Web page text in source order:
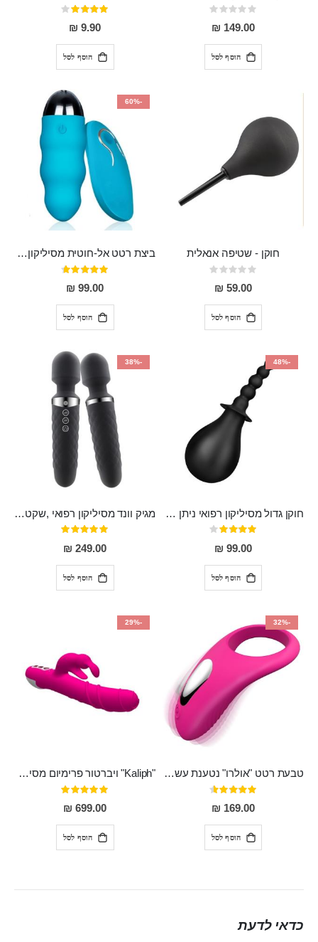
Rating:
0%
149.00 ₪
הוסף לסל
דירוג:
80%
9.90 ₪
הוסף לסל
חוקן - שטיפה אנאלית
Rating:
0%
59.00 ₪
הוסף לסל
-60%
ביצת רטט אל-חוטית מסיליקון רפואי בגודל של 8 ס"מ ורוחב 3 ס"מ בעלת 20 מהירויות שונות "ENKI"
דירוג:
93%
99.00 ₪
הוסף לסל
-48%
חוקן גדול מסיליקון רפואי ניתן לשימוש גם כפלאג וגם כחרוזים אנאלים
דירוג:
80%
99.00 ₪
הוסף לסל
-38%
מגיק וונד מסיליקון רפואי ,שקט במיוחד, נטען בעל 10 מהירויות שונות "Erna"
דירוג:
100%
249.00 ₪
הוסף לסל
-32%
טבעת רטט "אולרו" נטענת עשויה סיליקון רפואי עם רטט חזק ומטריף חושים
דירוג:
91%
169.00 ₪
הוסף לסל
-29%
"Kaliph" ויברטור פרימיום מסיליקון רפואי , נטען, שקט במיוחד, מסתובב ומתפתל, שמנמן עם חדירה 14 סמ
דירוג:
100%
699.00 ₪
הוסף לסל
כדאי לדעת